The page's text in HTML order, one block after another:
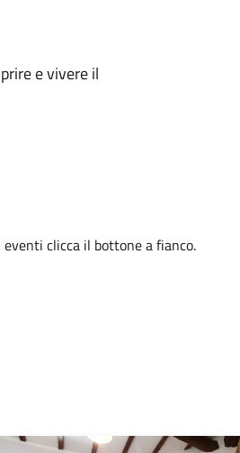
e vivere il
clicca il bottone a fianco.